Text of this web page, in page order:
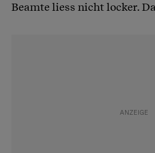
Beamte liess nicht locker.